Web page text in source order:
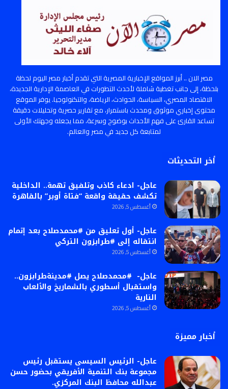
مصر الان .. أبرز المواقع الإخبارية المصرية التي تقدم أخبار مصر اليوم لحظة
بلحظة، إلى جانب تغطية شاملة لأحدث التطورات في العاصمة الإدارية الجديدة،
الاقتصاد المصري، السياسة، الحوادث، الرياضة، والتكنولوجيا. يوفر الموقع
محتوى إخباري موثوق ومحدث باستمرار، مع تقارير حصرية وتحليلات دقيقة
تساعد القارئ على فهم الأحداث بوضوح وسرعة، مما يجعله وجهتك الأولى
لمتابعة كل جديد في مصر والعالم.
أخر التحديثات
عاجل- ادعاء كاذب وتلفيق تهمة.. الداخلية
تكشف حقيقة واقعة “فتاة أوبر” بالقاهرة
أغسطس 5, 2026
عاجل- أول تعليق من #محمدصلاح بعد إتمام
انتقاله إلى #طرابزون التركي
أغسطس 5, 2026
عاجل- #محمدصلاح يصل #مدينةطرابزون..
واستقبال أسطوري بالشماريخ والألعاب
النارية
أغسطس 5, 2026
أخبار مميزة
عاجل- الرئيس السيسى يستقبل رئيس
مجموعة بنك التنمية الأفريقي بحضور حسن
عبدالله محافظ البنك المركزي.